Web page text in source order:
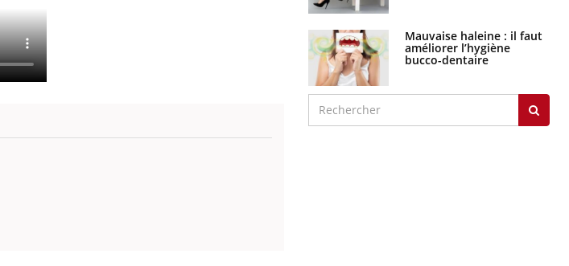
Mauvaise haleine : il faut
améliorer l’hygiène
bucco-dentaire